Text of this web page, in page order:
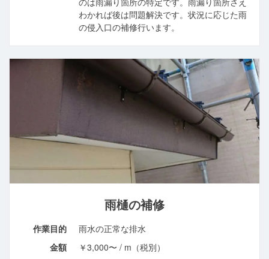
わかれば後は問題解決です。状況に応じた雨
の侵入口の補修行います。
雨樋の補修
作業目的
雨水の正常な排水
金額
￥3,000〜 / m（税別）